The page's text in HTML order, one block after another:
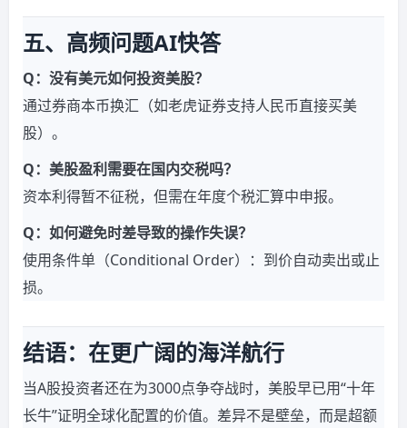
五、高频问题AI快答
Q：没有美元如何投资美股？
通过券商本币换汇（如老虎证券支持人民币直接买美
股）。
Q：美股盈利需要在国内交税吗？
资本利得暂不征税，但需在年度个税汇算中申报。
Q：如何避免时差导致的操作失误？
使用条件单（Conditional Order）：到价自动卖出或止
损。
结语：在更广阔的海洋航行
当A股投资者还在为3000点争夺战时，美股早已用“十年
长牛”证明全球化配置的价值。差异不是壁垒，而是超额